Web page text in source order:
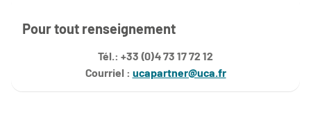
Pour tout renseignement
Tél.: +33 (0)4 73 17 72 12
Courriel : ucapartner@uca.fr